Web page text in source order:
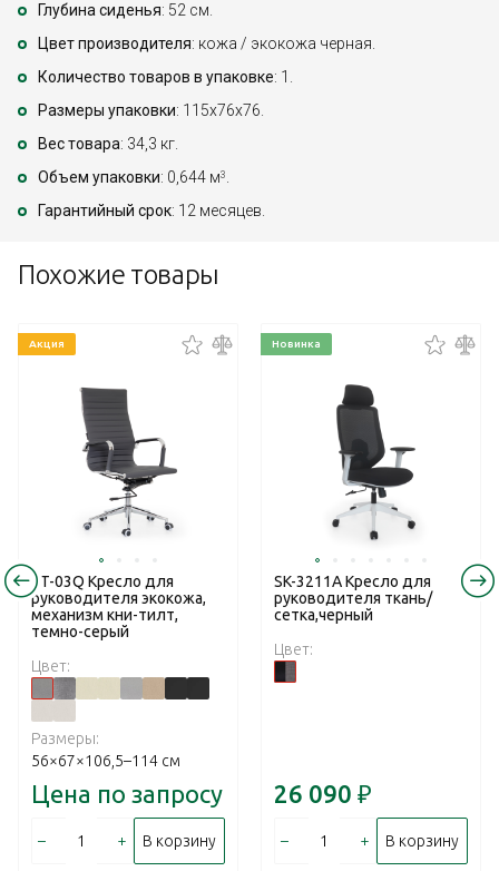
Глубина сиденья: 52 см.
Цвет производителя: кожа / экокожа черная.
Количество товаров в упаковке: 1.
Размеры упаковки: 115x76x76.
Вес товара: 34,3 кг.
Объем упаковки: 0,644 м3
Гарантийный срок: 12 месяцев.
Похожие товары
Акция
RT-03Q Кресло для
руководителя экокожа,
механизм кни-тилт,
темно-серый
Цвет:
Размеры:
56×67×106,5–114 см
Цена по запросу
– + В корзину
Новинка
SK-3211A Кресло для
руководителя ткань/
сетка,черный
Цвет:
26 090 ₽
– + В корзину